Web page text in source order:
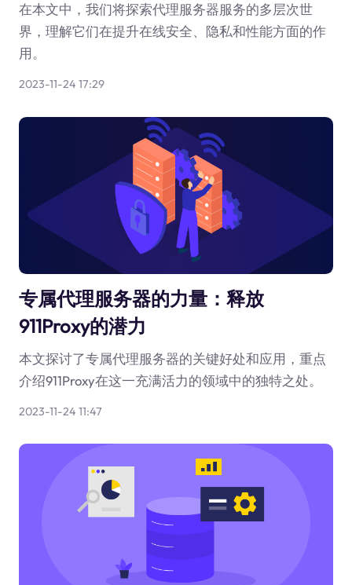
在本文中，我们将探索代理服务器服务的多层次世
界，理解它们在提升在线安全、隐私和性能方面的作
用。
2023-11-24 17:29
专属代理服务器的力量：释放
911Proxy的潜力
本文探讨了专属代理服务器的关键好处和应用，重点
介绍911Proxy在这一充满活力的领域中的独特之处。
2023-11-24 11:47